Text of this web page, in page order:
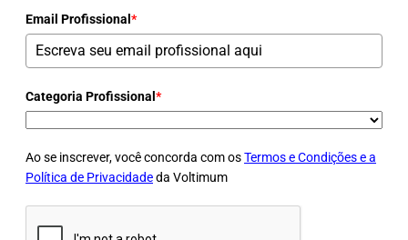
Email Profissional *
Categoria Profissional *
Ao se inscrever, você concorda com osTermos e Condições e a
Política de Privacidadeda Voltimum